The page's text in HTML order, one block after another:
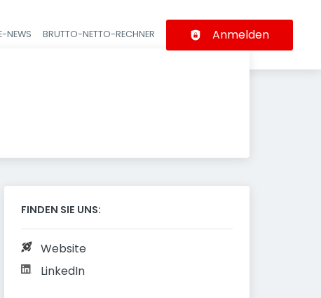
NEWS BRUTTO-NETTO-RECHNER Anmelden
FINDEN SIE UNS:
Website
LinkedIn